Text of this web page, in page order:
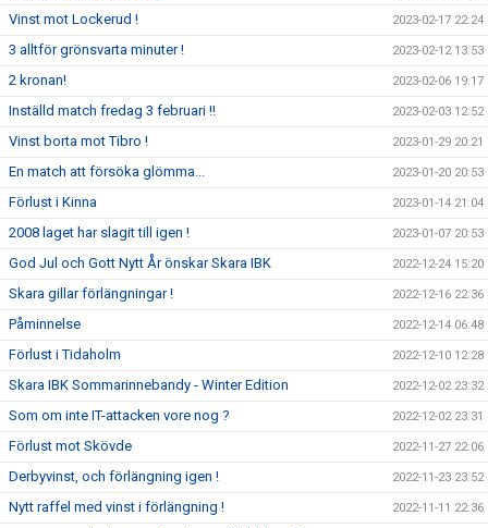
Vinst mot Lockerud ! 2023-02-17 22:24
3 alltför grönsvarta minuter ! 2023-02-12 13:53
2 kronan! 2023-02-06 19:17
Inställd match fredag 3 februari !! 2023-02-03 12:52
Vinst borta mot Tibro ! 2023-01-29 20:21
En match att försöka glömma... 2023-01-20 20:53
Förlust i Kinna 2023-01-14 21:04
2008 laget har slagit till igen ! 2023-01-07 20:53
God Jul och Gott Nytt År önskar Skara IBK 2022-12-24 15:20
Skara gillar förlängningar ! 2022-12-16 22:36
Påminnelse 2022-12-14 06:48
Förlust i Tidaholm 2022-12-10 12:28
Skara IBK Sommarinnebandy - Winter Edition 2022-12-02 23:32
Som om inte IT-attacken vore nog ? 2022-12-02 23:31
Förlust mot Skövde 2022-11-27 22:06
Derbyvinst, och förlängning igen ! 2022-11-23 23:52
Nytt raffel med vinst i förlängning ! 2022-11-11 22:36